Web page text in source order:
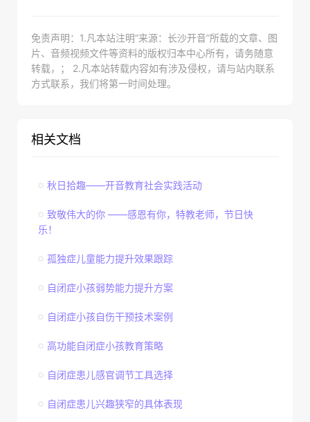
免责声明：1.凡本站注明“来源：长沙开音”所载的文章、图
片、音频视频文件等资料的版权归本中心所有，请务随意
转载，； 2.凡本站转载内容如有涉及侵权，请与站内联系
方式联系，我们将第一时间处理。
相关文档
秋日拾趣——开音教育社会实践活动
致敬伟大的你 ——感恩有你，特教老师，节日快
乐！
孤独症儿童能力提升效果跟踪
自闭症小孩弱势能力提升方案
自闭症小孩自伤干预技术案例
高功能自闭症小孩教育策略
自闭症患儿感官调节工具选择
自闭症患儿兴趣狭窄的具体表现